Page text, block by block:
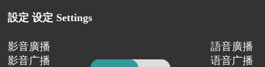
設定 设定 Settings
影音廣播
影音广播
語音廣播
语音广播